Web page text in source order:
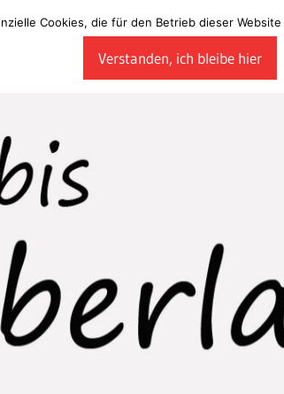
Cookies, die für den Betrieb dieser
Verstanden, ich bleibe hier